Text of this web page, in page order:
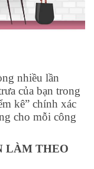
nhiều lần
của bạn trong
kê” chính xác
cho mỗi công
LÀM THEO